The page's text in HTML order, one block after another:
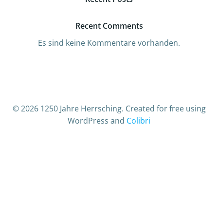
Recent Comments
Es sind keine Kommentare vorhanden.
© 2026 1250 Jahre Herrsching. Created for free using
WordPress and Colibri